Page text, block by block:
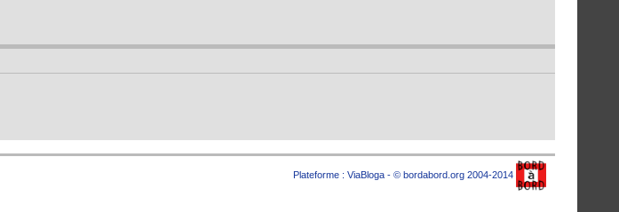
Plateforme : ViaBloga - © bordabord.org 2004-2014